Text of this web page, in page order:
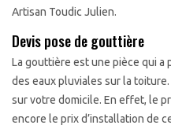
Artisan Toudic Julien.
Devis pose de gouttière
La gouttière est une pièce qui a
des eaux pluviales sur la
sur votre domicile. En effet, le
encore le prix d’installation de